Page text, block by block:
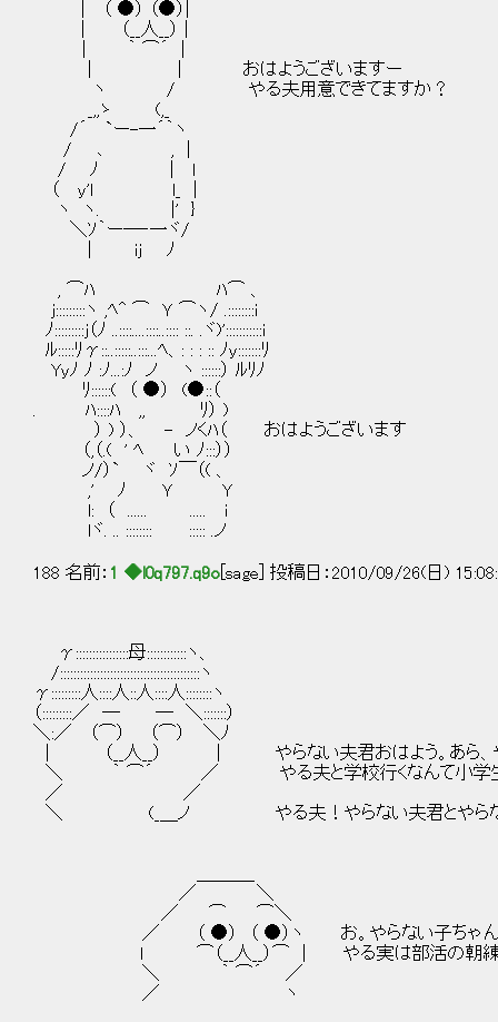
| （ ●） （●）|
| （__人__） |
| | おはようございますー
ヽ / やる夫用意できてますか？
_,,ゝ (,_
/´ `ー-一´｀ヽ
/ ､ , |
/ ﾉ | l
（ y'l l_ |
ヽ ヽ. |' }
＼ｿ｀ー─‐一ヾ/
| ij ﾉ
, ⌒ﾊ ﾊ⌒ 、
j:::::::::ヽ ,ﾍ^ ⌒ Ｙ ⌒ヽ/ .::::::::i
ﾉ:::::::::j（ﾉ ..::::....::::..:::: ::. .ヾ)':::::::::::i
ﾙ:::::ﾘγ::..:::::..:::...ﾍ、: : : :: ﾉy:::::::ﾘ
Yyﾉ ﾉ :ﾉ...:ﾉ ノ ヽ ::::::） ﾙﾘﾉ
ﾘ::::::( （ ●） (●::（
. ﾊ::::ﾊ ,, ﾘ） )
） ) ）、 - ノくﾊ（ おはようございます
（,（.( ' ﾍ い ﾉ:::））
ノ/）` ヾ ｿ￣（( 、
,' ﾉ Ｙ Y
l: （ ...... ..... i
lヾ. .. :::::::: ::::: .ノ
188 名前： 1 ◆l0q797.q9o [sage] 投稿日：2010/09/26(日)
γ::::::::::::::::母::::::::::::ヽ、
/::::::::::::::::::::::::::::::::::::::::::ヽ
γ:::::::::人::::人::人::::人::::::::ヽ
（:::::::::／ ─ ─ ＼:::::::）
＼:／ （⌒） （⌒） ＼ﾉ
| （__人__） | やらない夫君おはよう。あら、やら
＼ ｀ ⌒´ ／ やる夫と学校行くなんて小学生
／ ／
＼ (_＿ノ やる夫！やらない夫君とやらない子
／ ＼
／ ⌒ ⌒＼
／ （ ●） （ ●）ヽ お。やらない子ちゃんも一
l ⌒（__人__）⌒ | やる実は部活の朝練でもう
＼ ｀ ⌒´ ／
／ ヽ